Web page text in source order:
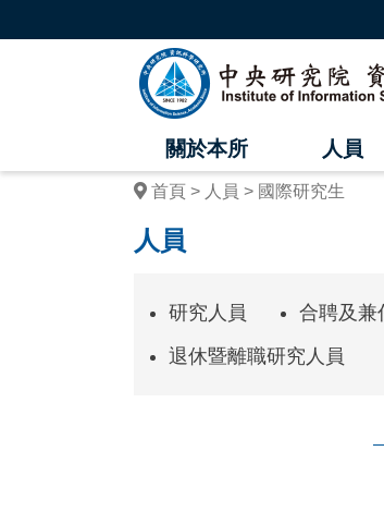
中
央
研
究
資
學
關於本所 人員
首頁 人員 國際研究生
人員
研究人員 合聘及兼
退休暨離職研究人員